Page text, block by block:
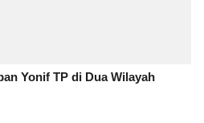
Yonif TP di Dua Wilayah